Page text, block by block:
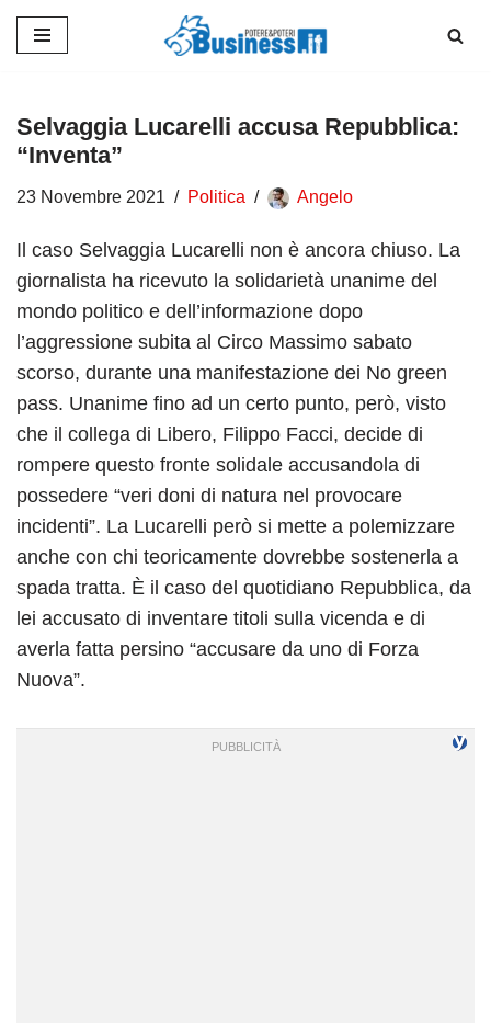
contenuto
Selvaggia Lucarelli accusa Repubblica:
“Inventa”
23 Novembre 2021 Politica Angelo
Il caso Selvaggia Lucarelli non è ancora chiuso. La
giornalista ha ricevuto la solidarietà unanime del
mondo politico e dell’informazione dopo
l’aggressione subita al Circo Massimo sabato
scorso, durante una manifestazione dei No green
pass. Unanime fino ad un certo punto, però, visto
che il collega di Libero, Filippo Facci, decide di
rompere questo fronte solidale accusandola di
possedere “veri doni di natura nel provocare
incidenti”. La Lucarelli però si mette a polemizzare
anche con chi teoricamente dovrebbe sostenerla a
spada tratta. È il caso del quotidiano Repubblica, da
lei accusato di inventare titoli sulla vicenda e di
averla fatta persino “accusare da uno di Forza
Nuova”.